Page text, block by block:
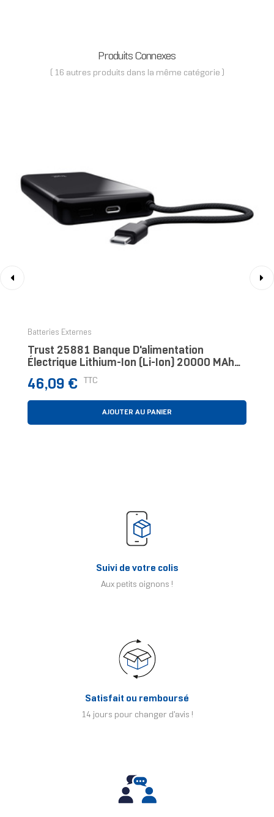
Produits Connexes
( 16 autres produits dans la même catégorie )
Batteries Externes
Trust 25881 Banque D'alimentation
Électrique Lithium-Ion (Li-Ion) 20000 MAh
Prix
46,09 € TTC
AJOUTER AU PANIER
Suivi de votre colis
Aux petits oignons !
Satisfait ou remboursé
14 jours pour changer d'avis !